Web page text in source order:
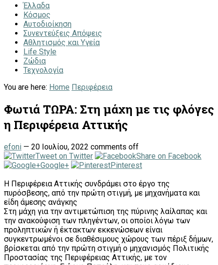
Έλλαδα
Κόσμος
Αυτοδιοίκηση
Συνεντεύξεις Απόψεις
Αθλητισμός και Υγεία
Life Style
Ζώδια
Τεχνολογία
You are here: Home Περιφέρεια
Φωτιά ΤΩΡΑ: Στη μάχη με τις φλόγες
η Περιφέρεια Αττικής
efoni — 20 Ιουλίου, 2022 comments off
Tweet on Twitter
Share on Facebook
Google+
Pinterest
Η Περιφέρεια Αττικής συνδράμει στο έργο της
πυρόσβεσης, από την πρώτη στιγμή, με μηχανήματα και
είδη άμεσης ανάγκης
Στη μάχη για την αντιμετώπιση της πύρινης λαίλαπας και
την ανακούφιση των πληγέντων, οι οποίοι λόγω των
προληπτικών ή έκτακτων εκκενώσεων είναι
συγκεντρωμένοι σε διαθέσιμους χώρους των πέριξ δήμων,
βρίσκεται από την πρώτη στιγμή ο μηχανισμός Πολιτικής
Προστασίας της Περιφέρειας Αττικής, με τον